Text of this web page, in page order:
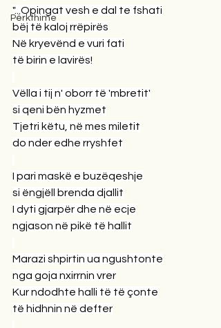
Përkthime
"...Opingat vesh e dal te fshati
bëj të kaloj rrëpirës
Në kryevënd e vuri fati
të birin e lavirës!
Vëlla i tij n' oborr të 'mbretit'
si qeni bën hyzmet
Tjetri këtu, në mes miletit
do nder edhe rryshfet
I pari maskë e buzëqeshje
si ëngjëll brenda djallit
I dyti gjarpër dhe në ecje
ngjason në pikë të hallit
Marazi shpirtin ua ngushtonte
nga goja nxirrnin vrer
Kur ndodhte halli të të çonte
të hidhnin në defter